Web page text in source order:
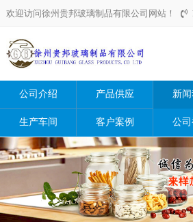
欢迎访问徐州贵邦玻璃制品有限公司网站！
公司介绍 产品供应 新
生产车间 客户案例 公